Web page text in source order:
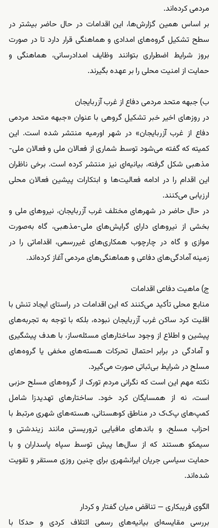
مردمی کرده‌اند.
بر اساس همین گزارش‌ها، این اقدامات در حال حاضر بیشتر در
سطح تشکیل گروه‌های امدادی و هماهنگی قرار دارد تا در صورت
بروز شرایط اضطراری بتوانند وظایف امدادرسانی، هماهنگی و
حمایت از امنیت محلی را بر عهده بگیرند.
ب) جبهه متحد مردمی دفاع از غرب آزربایجان
در روزهای اخیر خبر تشکیل گروهی با عنوان «جبهه متحد مردمی
دفاع از غرب آزربایجان» در شهر اورمیه منتشر شده است. این
کمیته که گفته می‌شود توسط شماری از فعالان ملی و فعالان ملی-
مذهبی شکل گرفته، بیانیه‌ای نیز منتشر کرده است. برخی ناظران
این اقدام را در ادامه فعالیت‌ها و ابتکارات پیشین فعالان محلی
ارزیابی می‌کنند.
در حال حاضر در شهرهای مختلف غرب آزربایجان، نیروهای ملی و
بخشی از نیروهای دارای گرایش‌های ملی-مذهبی، گاه به‌صورت
موازی و گاه در چارچوب همکاری‌های غیررسمی، اقداماتی را در
زمینه آمادگی‌های دفاعی و هماهنگی‌های مردمی آغاز کرده‌اند.
ج) ماهیت دفاعی اقدامات
منابع محلی تأکید می‌کنند که این اقدامات در راستای ایجاد تنش با
اقلیت کرد ساکن غرب آزربایجان نبوده، بلکه با توجه به تجربه‌های
پیشین و اطلاع از وجود ساختارهای مسئله‌ساز، با هدف پیشگیری
و آمادگی در برابر احتمال تحرکات هسته‌های مخفی یا گروه‌های
مسلح در شرایط بی‌ثباتی صورت می‌گیرد.
نکته مهم این است که نگرانی مردم تورک از گروه‌های مسلح حزبی
است، نه از همسایگان کرد خود. ساختارهای تهدیدزا شامل
کمپ‌های پ‌ک‌ک در مناطق کوهستانی، هسته‌های شهری مرتبط با
احزاب مسلح، و باندهای مافیایی تروریستی مانند زیندشتی و
سیمکو هستند که از سال‌ها پیش توسط سپاه پاسداران و با
حمایت سیاسی جریان ایرانشهری برای چنین روزی مستقر و تقویت
شده‌اند.
الگوی فریبکاری — تناقض میان گفتار و کردار
بررسی مقایسه‌ای بیانیه‌های رسمی ائتلاف کردی و حدکا با